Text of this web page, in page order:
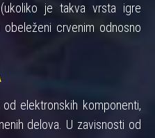
je takva vrsta igre
crvenim odnosno
elektronskih komponenti,
delova. U zavisnosti od